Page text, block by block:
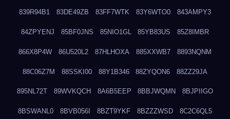
839R94B1 83DE49ZB 83FF7WTK 83Y6WTO0 843AMPY3
84ZPYENJ 85BF0JNS 85NIO1GL 85YB83US 85Z8IMBR
866X8P4W 86U520L2 87HLHOXA 885XXWB7 8893NQNM
88C06Z7M 88SSKI00 88Y1B346 88ZYQON6 88ZZ29JA
895NL72T 89WVKQCH 8A6B5EEP 8BBJWQMN 8BJPIIGO
8BSWANL0 8BVB056I 8BZT9YKF 8BZZZWSD 8C2C6QL5